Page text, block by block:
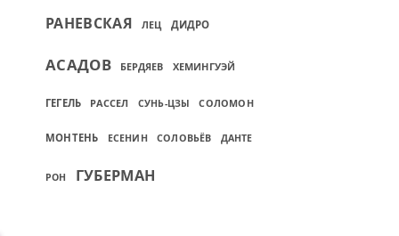
РАНЕВСКАЯ ЛЕЦ ДИДРО
АСАДОВ БЕРДЯЕВ ХЕМИНГУЭЙ
ГЕГЕЛЬ РАССЕЛ СУНЬ-ЦЗЫ СОЛОМОН
МОНТЕНЬ ЕСЕНИН СОЛОВЬЁВ ДАНТЕ
РОН ГУБЕРМАН